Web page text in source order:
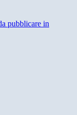
pubblicare in